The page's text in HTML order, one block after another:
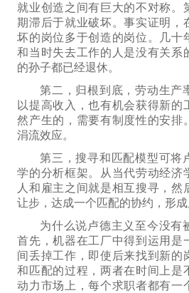
就业创造之间有巨大的不对称。
期滞后于就业破坏。事实证明，
坏的岗位多于创造的岗位。几十
和当时失去工作的人是没有关系
的孙子都已经退休。
第二，归根到底，劳动生产
以提高收入，也有机会获得新的
然产生的，需要有制度性的安排
涓流效应。
第三，搜寻和匹配模型可将
学的分析框架。从当代劳动经济
人和雇主之间就是相互搜寻，然
让步，达成一个匹配的协约，形成
为什么说卢德主义至今没有
首先，机器在工厂中得到 运用是
间丢掉工作，即使后来找到新的
和匹配的过程，两者在时间上是
动力市场上，每个求职者都有一